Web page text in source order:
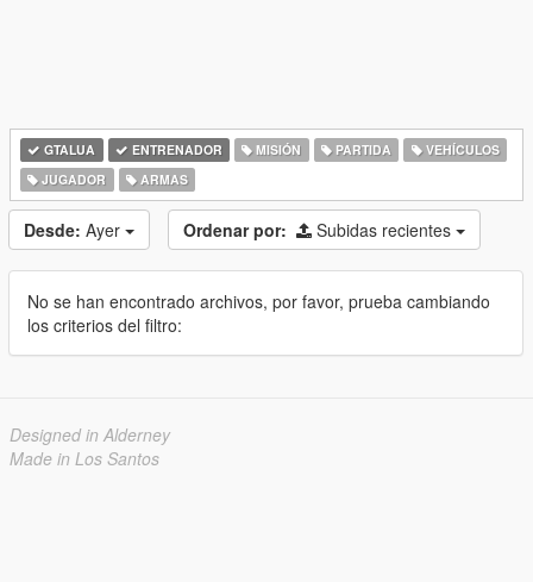
GTALUA ENTRENADOR MISIÓN PARTIDA
VEHÍCULOS
JUGADOR
ARMAS
Desde: Ayer Ordenar por: Subidas recientes
No se han encontrado archivos, por favor, prueba cambiando
los criterios del filtro:
Designed in Alderney
Made in Los Santos